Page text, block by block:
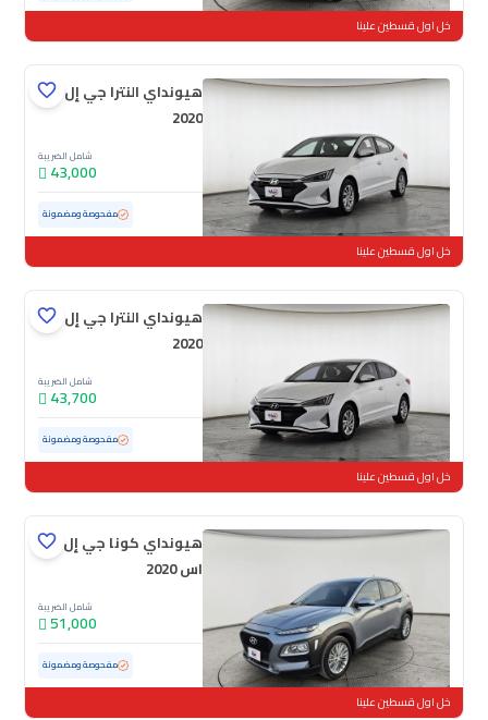
خل اول قسطين علينا
هيونداي النترا جي إل
2020
شامل الضريبة
43,000
مستعملة 154,816 كم مفحوصة ومضمونة
خل اول قسطين علينا
هيونداي النترا جي إل
2020
شامل الضريبة
43,700
مستعملة 121,696 كم مفحوصة ومضمونة
خل اول قسطين علينا
هيونداي كونا جي إل
اس 2020
شامل الضريبة
51,000
مستعملة 154,441 كم مفحوصة ومضمونة
خل اول قسطين علينا